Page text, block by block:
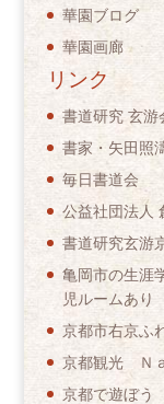
華園ブログ
華園画廊
リンク
書道研究 玄游
書家・矢田照
毎日書道会
公益社団法人
書道研究玄游
亀岡市の生涯
児ルームあり
京都市右京ふ
京都観光 Ｎ
京都で遊ぼう